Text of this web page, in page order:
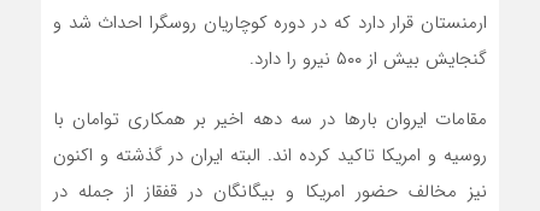
ارمنستان قرار دارد که در دوره کوچاریان روسگرا احداث شد و
گنجایش بیش از ۵۰۰ نیرو را دارد.
مقامات ایروان بارها در سه دهه اخیر بر همکاری توامان با
روسیه و امریکا تاکید کرده اند. البته ایران در گذشته و اکنون
نیز مخالف حضور امریکا و بیگانگان در قفقاز از جمله در